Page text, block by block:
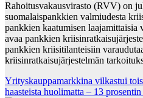
Rahoitusvakausvirasto (RVV) on
suomalaispankkien valmiudesta
pankkien kaatumisen
avaa pankkien
pankkien kriisitilanteisiin
kriisinratkaisujärjestelmän
Yrityskauppamarkkina vilkastui
haasteista huolimatta – 13